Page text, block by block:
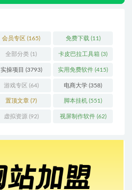
会员专区 (165) 免费下载 (11)
全部分类 (1) 卡皮巴拉工具箱 (3)
实操项目 (3793) 实用免费软件 (415)
游戏专区 (64) 电商大学 (358)
置顶文章 (7) 脚本挂机 (551)
虚拟资源 (92) 视屏制作软件(62)